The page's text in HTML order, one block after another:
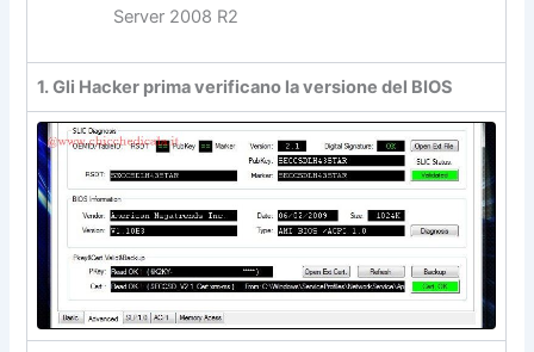
Server 2008 R2
1. Gli Hacker prima verificano la versione del BIOS